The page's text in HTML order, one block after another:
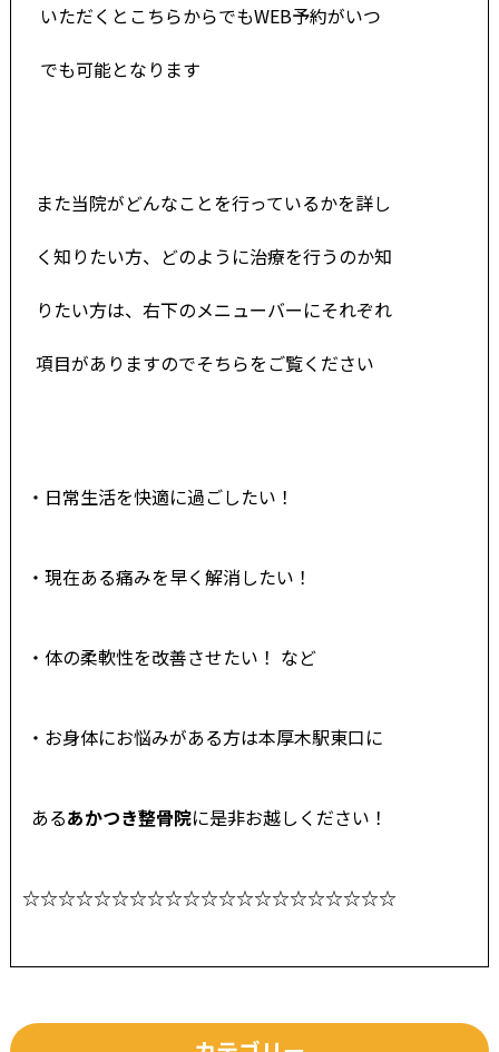
いただくとこちらからでもWEB予約がいつ
でも可能となります
また当院がどんなことを行っているかを詳し
く知りたい方、どのように治療を行うのか知
りたい方は、右下のメニューバーにそれぞれ
項目がありますのでそちらをご覧ください
・日常生活を快適に過ごしたい！
・現在ある痛みを早く解消したい！
・体の柔軟性を改善させたい！ など
・お身体にお悩みがある方は本厚木駅東口に
あるあかつき整骨院に是非お越しください！
☆☆☆☆☆☆☆☆☆☆☆☆☆☆☆☆☆☆☆☆☆